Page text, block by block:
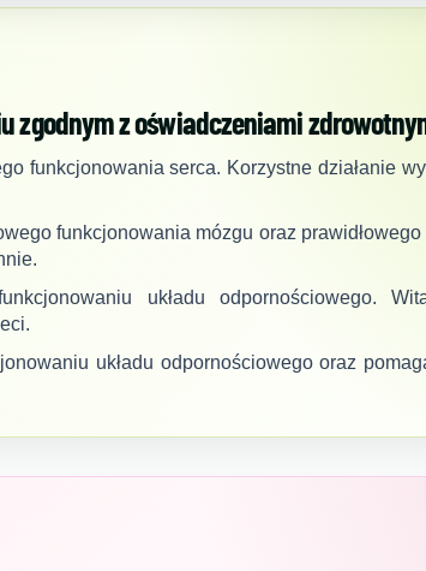
zgodnym z oświadczeniami
funkcjonowania serca. Korzystne działanie
funkcjonowania mózgu oraz
układu odpornościowego.
układu odpornościowego oraz